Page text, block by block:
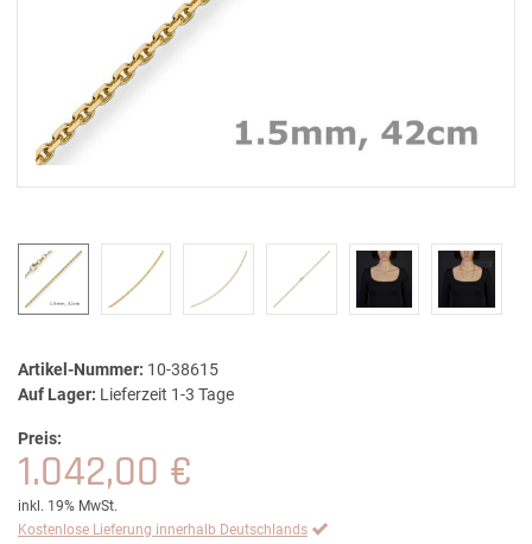
Artikel-Nummer: 10-38615
Auf Lager: Lieferzeit 1-3 Tage
Preis:
1.042,00 €
inkl. 19% MwSt.
Kostenlose Lieferung innerhalb Deutschlands